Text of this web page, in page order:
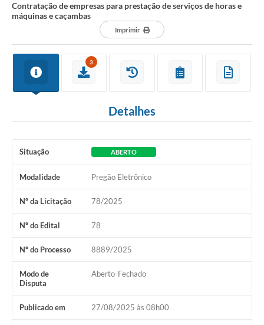
Diário Oficial
Coleta seletiva - Informações
A Nossa Cidade
A Prefeitura
Audiências Públicas
Arquivos para Download
Galeria de Vídeos
Gabinetes e Secretarias
Contas Públicas
Editais
Contratação de empresas para prestação de serviços de horas e
máquinas e caçambas
Imprimir
3
Detalhes
Situação ABERTO
Modalidade Pregão Eletrônico
Nº da Licitação 78/2025
Nº do Edital 78
Nº do Processo 8889/2025
Modo de
Disputa
Aberto-Fechado
Publicado em 27/08/2025 às 08h00